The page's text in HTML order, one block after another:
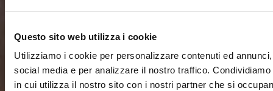
Questo sito web utilizza i cookie
Utilizziamo i cookie per personalizzare contenuti ed
social media e per analizzare il nostro traffico.
in cui utilizza il nostro sito con i nostri partner che si